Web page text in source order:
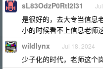
sL83OdzP0RtI2l31
是很好的，去大专当信息
小的时候看不上信息老师
wildlynx Jul 18, 2024
少子化的时代，老师这个